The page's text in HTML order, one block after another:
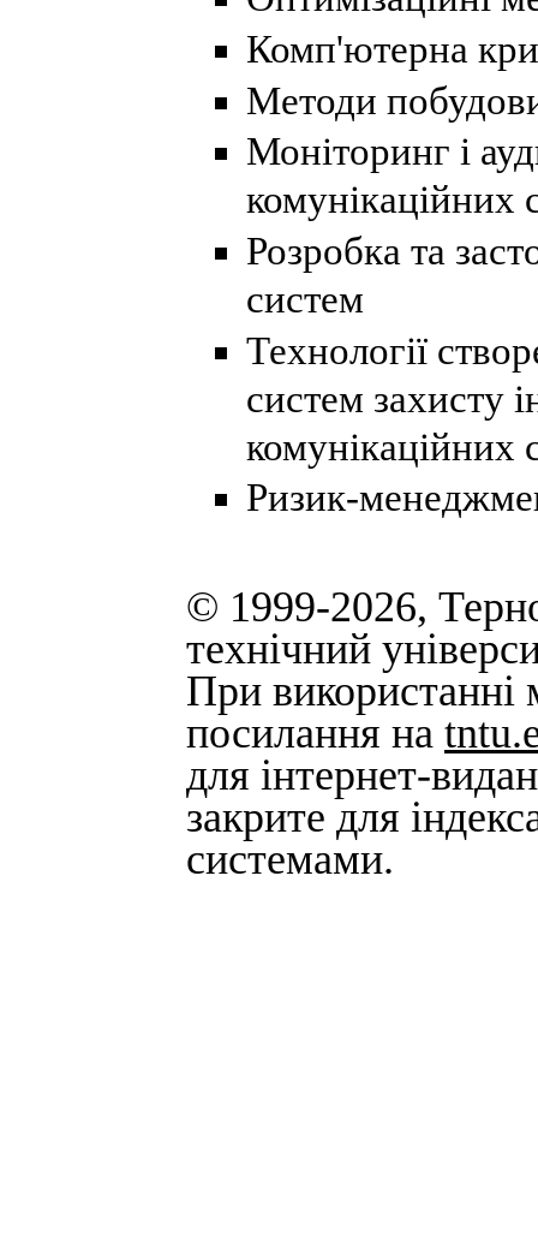
Комп'ютерна
Методи
Моніторинг і
комунікаційних
Розробка та
систем
Технології
систем захисту
комунікаційних
Ризик-
© 1999-2026,
технічний
При використанні
посилання на
для інтернет-
закрите для
системами.